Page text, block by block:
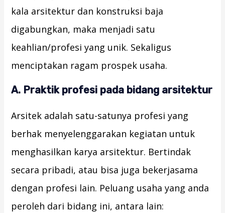
kala arsitektur dan konstruksi baja
digabungkan, maka menjadi satu
keahlian/profesi yang unik. Sekaligus
menciptakan ragam prospek usaha.
A. Praktik profesi pada bidang arsitektur
Arsitek adalah satu-satunya profesi yang
berhak menyelenggarakan kegiatan untuk
menghasilkan karya arsitektur. Bertindak
secara pribadi, atau bisa juga bekerjasama
dengan profesi lain. Peluang usaha yang anda
peroleh dari bidang ini, antara lain: